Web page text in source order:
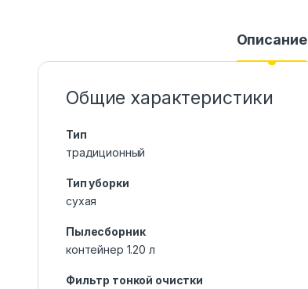
Описание
Общие характеристики
Тип
традиционный
Тип уборки
сухая
Пылесборник
контейнер 1.20 л
Фильтр тонкой очистки